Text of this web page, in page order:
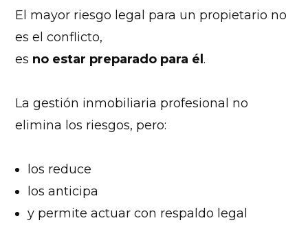
El mayor riesgo legal para un propietario no
es el conflicto,
es no estar preparado para él.
La gestión inmobiliaria profesional no
elimina los riesgos, pero:
los reduce
los anticipa
y permite actuar con respaldo legal